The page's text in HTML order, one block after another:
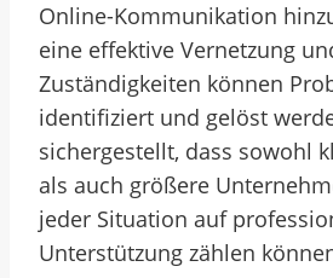
Online-Kommunikation
eine effektive Vernetzung
Zuständigkeiten können
identifiziert und gelöst
sichergestellt, dass sowohl
als auch größere
jeder Situation auf
Unterstützung zählen